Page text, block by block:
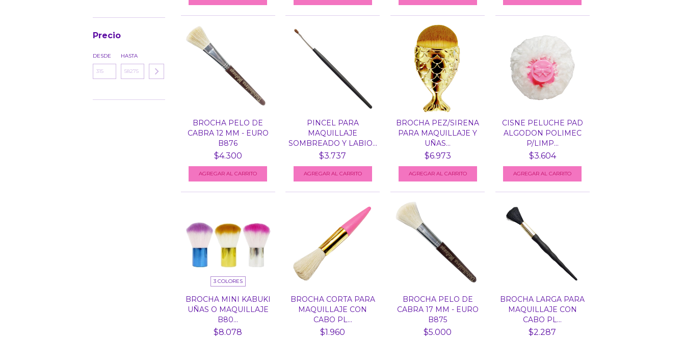
Precio
DESDE HASTA
BROCHA PELO DE
CABRA 12 MM - EURO
B876
$4.300
PINCEL PARA
MAQUILLAJE
SOMBREADO Y LABIO...
$3.737
BROCHA PEZ/SIRENA
PARA MAQUILLAJE Y
UÑAS...
$6.973
CISNE PELUCHE PAD
ALGODON POLIMEC
P/LIMP...
$3.604
3 COLORES
BROCHA MINI KABUKI
UÑAS O MAQUILLAJE
B80...
$8.078
BROCHA CORTA PARA
MAQUILLAJE CON
CABO PL...
$1.960
BROCHA PELO DE
CABRA 17 MM - EURO
B875
$5.000
BROCHA LARGA PARA
MAQUILLAJE CON
CABO PL...
$2.287